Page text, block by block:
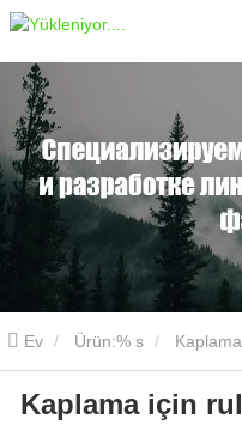
Ev Ürün:% s
kurutucu 2 katlı 30m
Kaplama için